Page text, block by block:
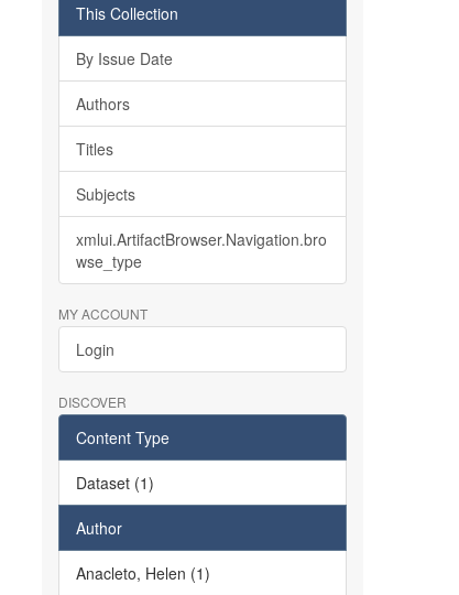
This Collection
By Issue Date
Authors
Titles
Subjects
xmlui.ArtifactBrowser.Navigation.bro
wse_type
MY ACCOUNT
Login
DISCOVER
Content Type
Dataset (1)
Author
Anacleto, Helen (1)